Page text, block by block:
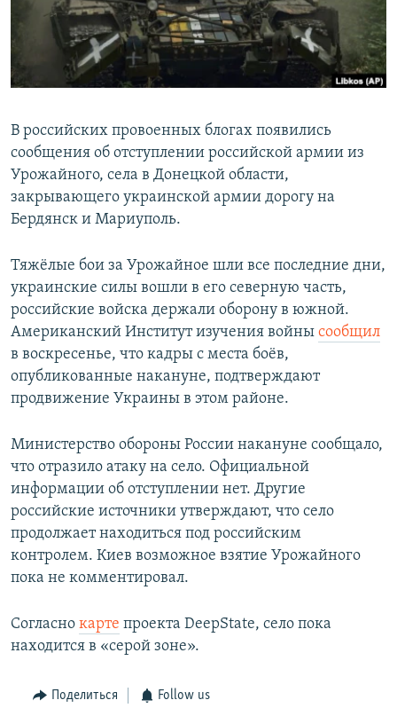
В российских провоенных блогах появились
сообщения об отступлении российской армии из
Урожайного, села в Донецкой области,
закрывающего украинской армии дорогу на
Бердянск и Мариуполь.
Тяжёлые бои за Урожайное шли все последние дни,
украинские силы вошли в его северную часть,
российские войска держали оборону в южной.
Американский Институт изучения войны сообщил
в воскресенье, что кадры с места боёв,
опубликованные накануне, подтверждают
продвижение Украины в этом районе.
Министерство обороны России накануне сообщало,
что отразило атаку на село. Официальной
информации об отступлении нет. Другие
российские источники утверждают, что село
продолжает находиться под российским
контролем. Киев возможное взятие Урожайного
пока не комментировал.
Согласно карте проекта DeepState, село пока
находится в «серой зоне».
Поделиться Follow us